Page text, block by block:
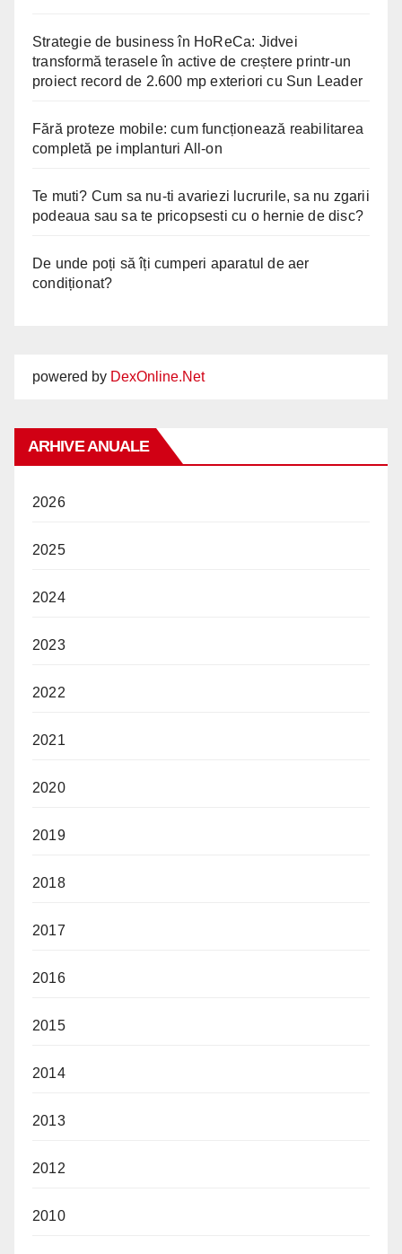
Strategie de business în HoReCa: Jidvei
transformă terasele în active de creștere printr-un
proiect record de 2.600 mp exteriori cu Sun Leader
Fără proteze mobile: cum funcționează reabilitarea
completă pe implanturi All-on
Te muti? Cum sa nu-ti avariezi lucrurile, sa nu zgarii
podeaua sau sa te pricopsesti cu o hernie de disc?
De unde poți să îți cumperi aparatul de aer
condiționat?
powered by DexOnline.Net
ARHIVE ANUALE
2026
2025
2024
2023
2022
2021
2020
2019
2018
2017
2016
2015
2014
2013
2012
2010